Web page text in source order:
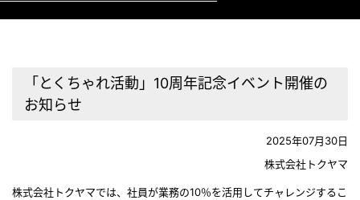
「とくちゃれ活動」10周年記念イベント開催の
お知らせ
2025年07月30日
株式会社トクヤマ
株式会社トクヤマでは、社員が業務の10％を活用してチャレンジするこ